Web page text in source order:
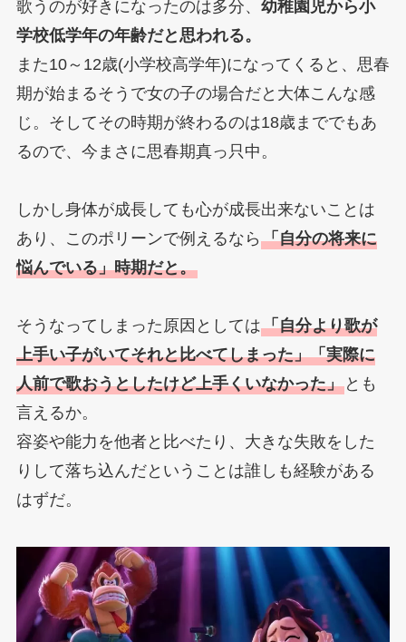
歌うのが好きになったのは多分、 幼稚園児から小
学校低学年の年齢だと思われる。
また10～12歳(小学校高学年)になってくると、思春
期が始まるそうで女の子の場合だと大体こんな感
じ。そしてその時期が終わるのは18歳まででもあ
るので、今まさに思春期真っ只中。
しかし身体が成長しても心が成長出来ないことは
あり、このポリーンで例えるなら 「自分の将来に
悩んでいる」時期だと。
そうなってしまった原因としては「自分より歌が
上手い子がいてそれと比べてしまった」「実際に
人前で歌おうとしたけど上手くいなかった」とも
言えるか。
容姿や能力を他者と比べたり、大きな失敗をした
りして落ち込んだということは誰しも経験がある
はずだ。